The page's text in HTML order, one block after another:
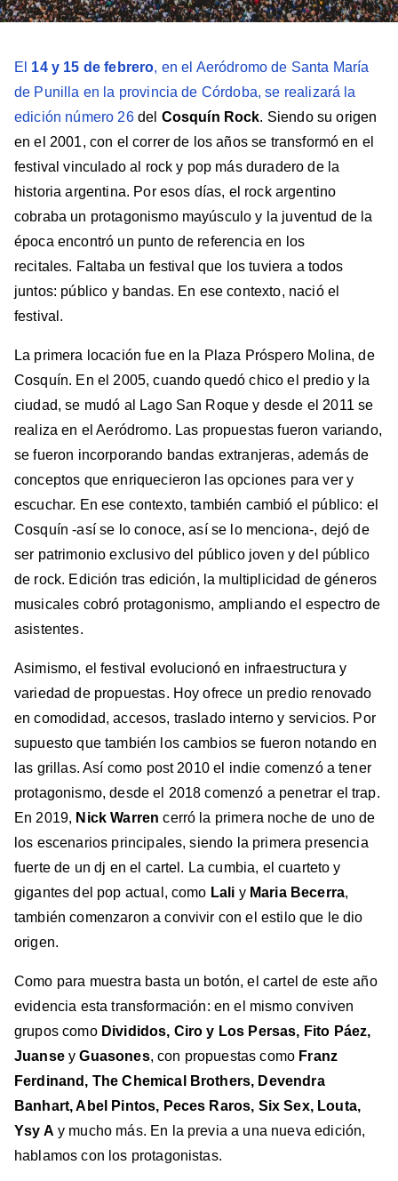
El 14 y 15 de febrero, en el Aeródromo de Santa María
de Punilla en la provincia de Córdoba, se realizará la
edición número 26del Cosquín Rock. Siendo su origen
en el 2001, con el correr de los años se transformó en el
festival vinculado al rock y pop más duradero de la
historia argentina. Por esos días, el rock argentino
cobraba un protagonismo mayúsculo y la juventud de la
época encontró un punto de referencia en los
recitales. Faltaba un festival que los tuviera a todos
juntos: público y bandas. En ese contexto, nació el
festival.
La primera locación fue en la Plaza Próspero Molina, de
Cosquín. En el 2005, cuando quedó chico el predio y la
ciudad, se mudó al Lago San Roque y desde el 2011 se
realiza en el Aeródromo. Las propuestas fueron variando,
se fueron incorporando bandas extranjeras, además de
conceptos que enriquecieron las opciones para ver y
escuchar. En ese contexto, también cambió el público: el
Cosquín -así se lo conoce, así se lo menciona-, dejó de
ser patrimonio exclusivo del público joven y del público
de rock. Edición tras edición, la multiplicidad de géneros
musicales cobró protagonismo, ampliando el espectro de
asistentes.
Asimismo, el festival evolucionó en infraestructura y
variedad de propuestas. Hoy ofrece un predio renovado
en comodidad, accesos, traslado interno y servicios. Por
supuesto que también los cambios se fueron notando en
las grillas. Así como post 2010 el indie comenzó a tener
protagonismo, desde el 2018 comenzó a penetrar el trap.
En 2019, Nick Warren cerró la primera noche de uno de
los escenarios principales, siendo la primera presencia
fuerte de un dj en el cartel. La cumbia, el cuarteto y
gigantes del pop actual, como Lali y Maria Becerra,
también comenzaron a convivir con el estilo que le dio
origen.
Como para muestra basta un botón, el cartel de este año
evidencia esta transformación: en el mismo conviven
grupos como Divididos, Ciro y Los Persas, Fito Páez,
JuanseyGuasones, con propuestas como Franz
Ferdinand, The Chemical Brothers, Devendra
Banhart, Abel Pintos, Peces Raros, Six Sex, Louta,
Ysy A y mucho más. En la previa a una nueva edición,
hablamos con los protagonistas.